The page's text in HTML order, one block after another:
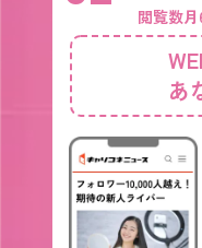
閲覧数
あ